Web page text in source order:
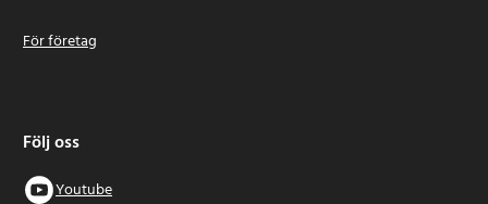
För företag
Följ oss
Youtube